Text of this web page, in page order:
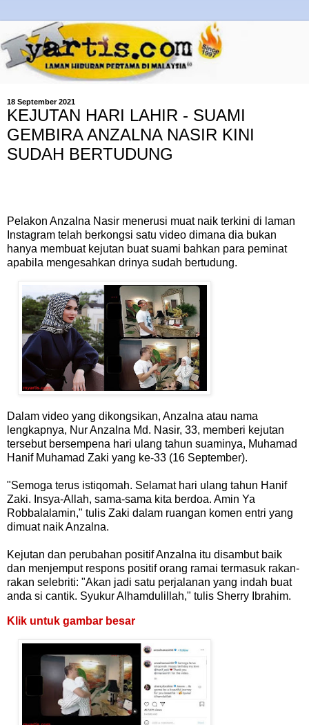
18 September 2021
KEJUTAN HARI LAHIR - SUAMI
GEMBIRA ANZALNA NASIR KINI
SUDAH BERTUDUNG
Pelakon Anzalna Nasir menerusi muat naik terkini di laman
Instagram telah berkongsi satu video dimana dia bukan
hanya membuat kejutan buat suami bahkan para peminat
apabila mengesahkan drinya sudah bertudung.
Dalam video yang dikongsikan, Anzalna atau nama
lengkapnya, Nur Anzalna Md. Nasir, 33, memberi kejutan
tersebut bersempena hari ulang tahun suaminya, Muhamad
Hanif Muhamad Zaki yang ke-33 (16 September).
"Semoga terus istiqomah. Selamat hari ulang tahun Hanif
Zaki. Insya-Allah, sama-sama kita berdoa. Amin Ya
Robbalalamin," tulis Zaki dalam ruangan komen entri yang
dimuat naik Anzalna.
Kejutan dan perubahan positif Anzalna itu disambut baik
dan menjemput respons positif orang ramai termasuk rakan-
rakan selebriti: "Akan jadi satu perjalanan yang indah buat
anda si cantik. Syukur Alhamdulillah," tulis Sherry Ibrahim.
Klik untuk gambar besar